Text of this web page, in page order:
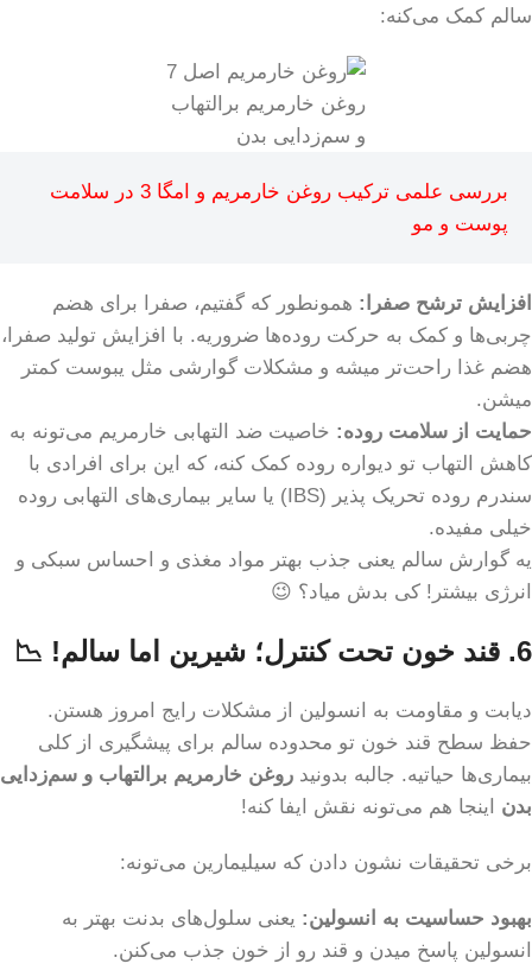
سالم کمک می‌کنه:
روغن خارمریم برالتهاب
و سم‌زدایی بدن
بررسی علمی ترکیب روغن خارمریم و امگا 3 در سلامت
پوست و مو
افزایش ترشح صفرا: همونطور که گفتیم، صفرا برای هضم
چربی‌ها و کمک به حرکت روده‌ها ضروریه. با افزایش تولید صفرا،
هضم غذا راحت‌تر میشه و مشکلات گوارشی مثل یبوست کمتر
میشن.
حمایت از سلامت روده: خاصیت ضد التهابی خارمریم می‌تونه به
کاهش التهاب تو دیواره روده کمک کنه، که این برای افرادی با
سندرم روده تحریک پذیر (IBS) یا سایر بیماری‌های التهابی روده
خیلی مفیده.
یه گوارش سالم یعنی جذب بهتر مواد مغذی و احساس سبکی و
انرژی بیشتر! کی بدش میاد؟ 😉
6. قند خون تحت کنترل؛ شیرین اما سالم! 📉
دیابت و مقاومت به انسولین از مشکلات رایج امروز هستن.
حفظ سطح قند خون تو محدوده سالم برای پیشگیری از کلی
بیماری‌ها حیاتیه. جالبه بدونید روغن خارمریم برالتهاب و سم‌زدایی
بدن اینجا هم می‌تونه نقش ایفا کنه!
برخی تحقیقات نشون دادن که سیلیمارین می‌تونه:
بهبود حساسیت به انسولین: یعنی سلول‌های بدنت بهتر به
انسولین پاسخ میدن و قند رو از خون جذب می‌کنن.